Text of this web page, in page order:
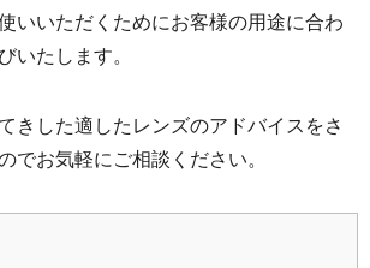
いいただくためにお客様の用途に合わ
いたします。
きした適したレンズのアドバイスをさ
でお気軽にご相談ください。